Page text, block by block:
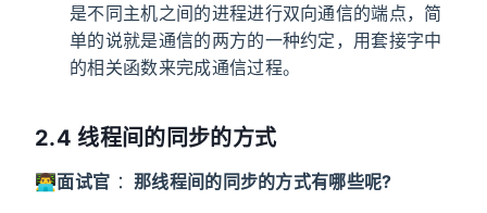
是不同主机之间的进程进行双向通信的端点，简
单的说就是通信的两方的一种约定，用套接字中
的相关函数来完成通信过程。
2.4 线程间的同步的方式
👨‍💻面试官 ： 那线程间的同步的方式有哪些呢?